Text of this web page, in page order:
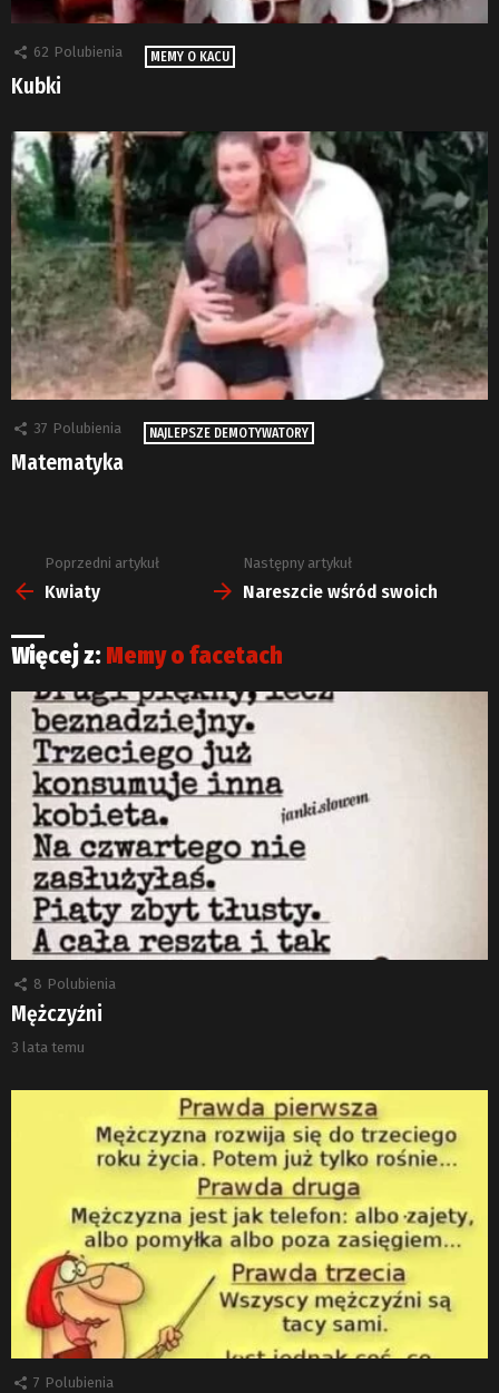
62 Polubienia MEMY O KACU
Kubki
37 Polubienia NAJLEPSZE DEMOTYWATORY
Matematyka
Zobacz
więcej
Poprzedni artykuł
Kwiaty
Następny artykuł
Nareszcie wśród swoich
Więcej z: Memy o facetach
8 Polubienia
Mężczyźni
3 lata temu
7 Polubienia